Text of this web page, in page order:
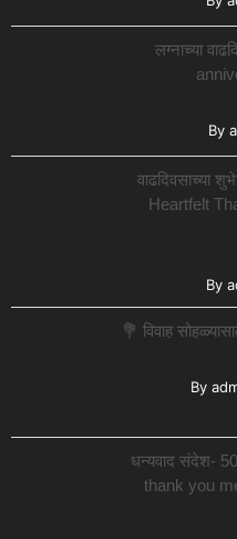
लग्नाच्या
By
वाढदिवसाच्या
Heartfelt
By
💐 विवाह
By
धन्यवाद संदेश-
thank you